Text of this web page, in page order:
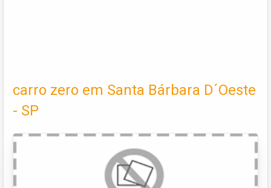
carro zero em Santa Bárbara D´Oeste
- SP